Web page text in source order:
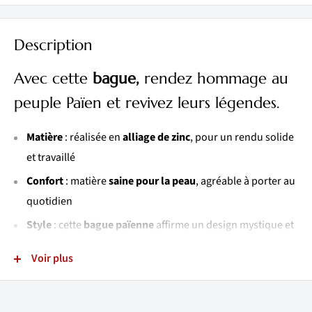
Description
Avec cette bague, rendez hommage au
peuple Païen et revivez leurs légendes.
Matière: réalisée enalliage de zinc, pour un rendu solide
et travaillé
Confort: matièresaine pour la peau, agréable à porter au
quotidien
Style: cette bague païenneaffirme un design mystique et
Finitions
Voir plus